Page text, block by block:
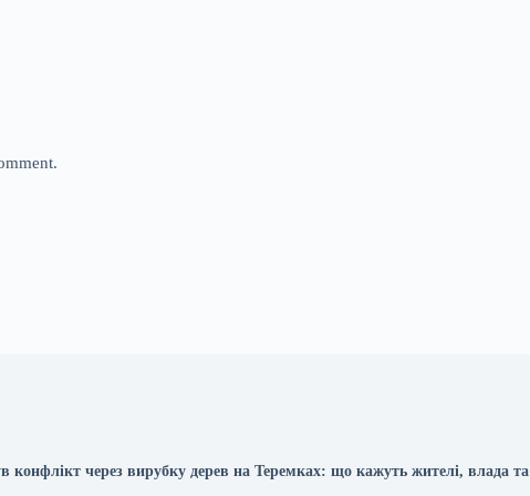
конфлікт через вирубку дерев на Теремках: що кажуть жителі, влада та